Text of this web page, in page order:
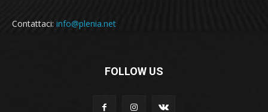
Contattaci: info@plenia.net
FOLLOW US